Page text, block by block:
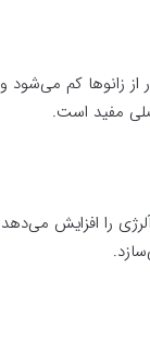
زانوها کم
مفید است.
را افزایش